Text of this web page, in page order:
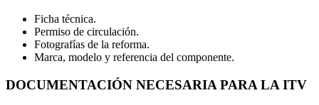
Ficha técnica.
Permiso de circulación.
Fotografías de la reforma.
Marca, modelo y referencia del componente.
DOCUMENTACIÓN NECESARIA PARA LA ITV